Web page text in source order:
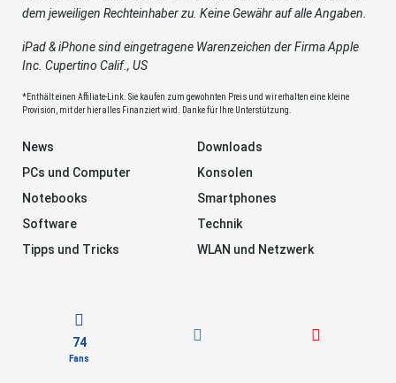
dem jeweiligen Rechteinhaber zu. Keine Gewähr auf alle Angaben.
iPad & iPhone sind eingetragene Warenzeichen der Firma Apple
Inc. Cupertino Calif., US
*Enthält einen Affiliate-Link. Sie kaufen zum gewohnten Preis und wir erhalten eine kleine
Provision, mit der hier alles Finanziert wird. Danke für Ihre Unterstützung.
News
Downloads
PCs und Computer
Konsolen
Notebooks
Smartphones
Software
Technik
Tipps und Tricks
WLAN und Netzwerk
74
Fans